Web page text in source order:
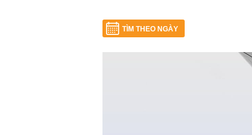
TÌM THEO NGÀY